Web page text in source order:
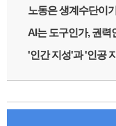
노동은 생계수단이
AI는 도구인가, 권력
'인간 지성'과 '인공